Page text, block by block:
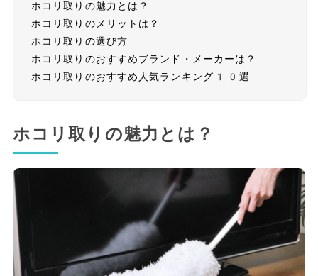
ホコリ取りの魅力とは？
ホコリ取りのメリットは？
ホコリ取りの選び方
ホコリ取りのおすすめブランド・メーカーは？
ホコリ取りのおすすめ人気ランキング10選
ホコリ取りの魅力とは？